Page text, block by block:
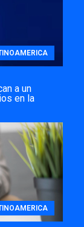
a un
en la